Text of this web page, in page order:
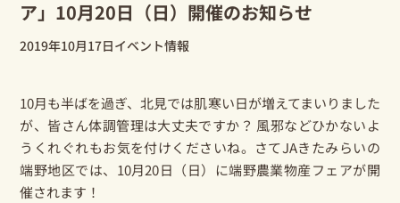
ア」10月20日（日）開催のお知らせ
2019年10月17日イベント情報
10月も半ばを過ぎ、北見では肌寒い日が増えてまいりました
が、皆さん体調管理は大丈夫ですか？ 風邪などひかないよ
うくれぐれもお気を付けくださいね。さてJAきたみらいの
端野地区では、10月20日（日）に端野農業物産フェアが開
催されます！